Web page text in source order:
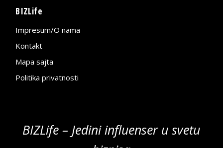
BIZLife
Impresum/O nama
Kontakt
Mapa sajta
Politika privatnosti
BIZLife – Jedini influenser u svetu